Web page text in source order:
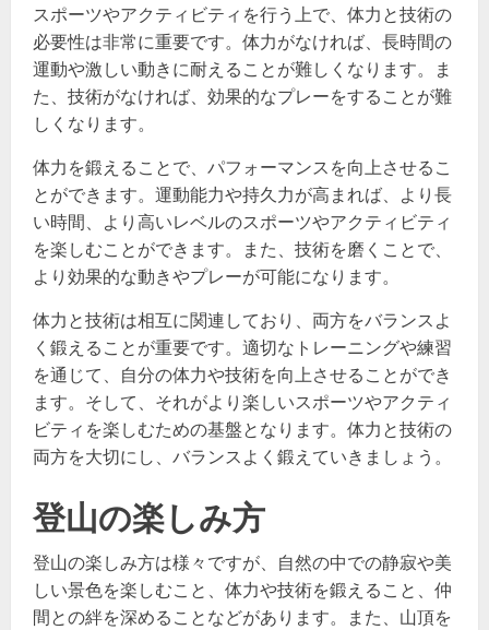
スポーツやアクティビティを行う上で、体力と技術の
必要性は非常に重要です。体力がなければ、長時間の
運動や激しい動きに耐えることが難しくなります。ま
た、技術がなければ、効果的なプレーをすることが難
しくなります。
体力を鍛えることで、パフォーマンスを向上させるこ
とができます。運動能力や持久力が高まれば、より長
い時間、より高いレベルのスポーツやアクティビティ
を楽しむことができます。また、技術を磨くことで、
より効果的な動きやプレーが可能になります。
体力と技術は相互に関連しており、両方をバランスよ
く鍛えることが重要です。適切なトレーニングや練習
を通じて、自分の体力や技術を向上させることができ
ます。そして、それがより楽しいスポーツやアクティ
ビティを楽しむための基盤となります。体力と技術の
両方を大切にし、バランスよく鍛えていきましょう。
登山の楽しみ方
登山の楽しみ方は様々ですが、自然の中での静寂や美
しい景色を楽しむこと、体力や技術を鍛えること、仲
間との絆を深めることなどがあります。また、山頂を